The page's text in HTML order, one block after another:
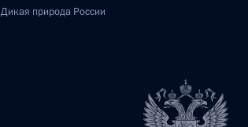
Дикая природа России